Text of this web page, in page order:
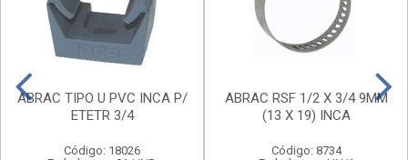
ABRAC TIPO U PVC INCA P/
ETETR 3/4
Código: 18026
ABRAC RSF 1/2 X 3/4 9MM
(13 X 19) INCA
Código: 8734